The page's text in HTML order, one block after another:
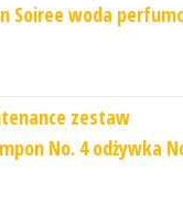
Soiree woda
zestaw
No. 4 odżywka